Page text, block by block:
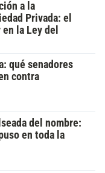
a la
Privada: el
la Ley del
qué senadores
contra
del nombre:
en toda la